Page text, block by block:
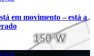
em movimento – está a